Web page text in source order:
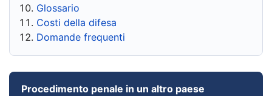
Glossario
Costi della difesa
Domande frequenti
Procedimento penale in un altro paese